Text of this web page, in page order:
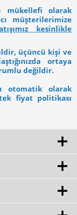
mükellefi olarak
müşterilerimize
kesinlikle
üçüncü kişi ve
ortaya
değildir.
otomatik olarak
tek fiyat politikası